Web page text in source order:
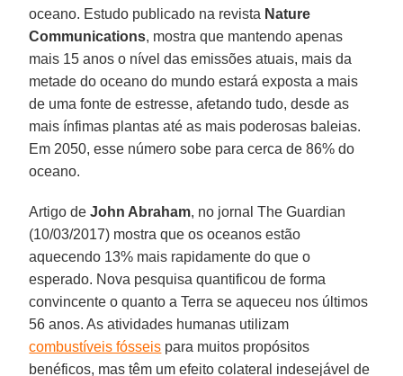
oceano. Estudo publicado na revista Nature
Communications, mostra que mantendo apenas
mais 15 anos o nível das emissões atuais, mais da
metade do oceano do mundo estará exposta a mais
de uma fonte de estresse, afetando tudo, desde as
mais ínfimas plantas até as mais poderosas baleias.
Em 2050, esse número sobe para cerca de 86% do
oceano.
Artigo deJohn Abraham, no jornal The Guardian
(10/03/2017) mostra que os oceanos estão
aquecendo 13% mais rapidamente do que o
esperado. Nova pesquisa quantificou de forma
convincente o quanto a Terra se aqueceu nos últimos
56 anos. As atividades humanas utilizam
combustíveis fósseis para muitos propósitos
benéficos, mas têm um efeito colateral indesejável de